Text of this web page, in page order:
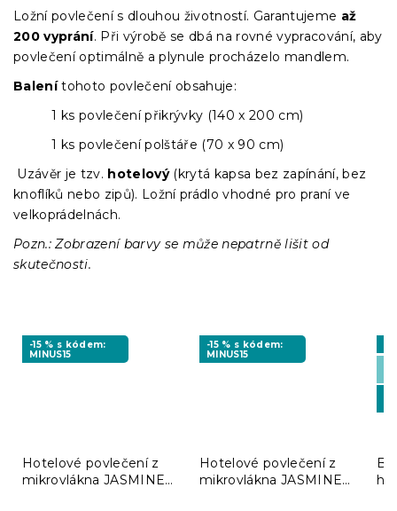
Ložní povlečení s dlouhou životností. Garantujeme až
200 vyprání. Při výrobě se dbá na rovné vypracování, aby
povlečení optimálně a plynule procházelo mandlem.
Balenítohoto povlečení obsahuje:
1 ks povlečení přikrývky (140 x 200 cm)
1 ks povlečení polštáře (70 x 90 cm)
Uzávěr je tzv. hotelový(krytá kapsa bez zapínání, bez
knoflíků nebo zipů). Ložní prádlo vhodné pro praní ve
velkoprádelnách.
Pozn.: Zobrazení barvy se může nepatrně lišit od
skutečnosti.
-15 % s kódem:
MINUS15
Hotelové povlečení z
mikrovlákna JASMINE
-15 % s kódem:
MINUS15
Hotelové povlečení z
mikrovlákna JASMINE